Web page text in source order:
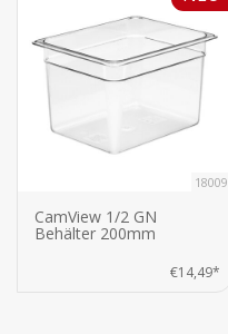
18009
CamView 1/2 GN
Behälter 200mm
€14,49*